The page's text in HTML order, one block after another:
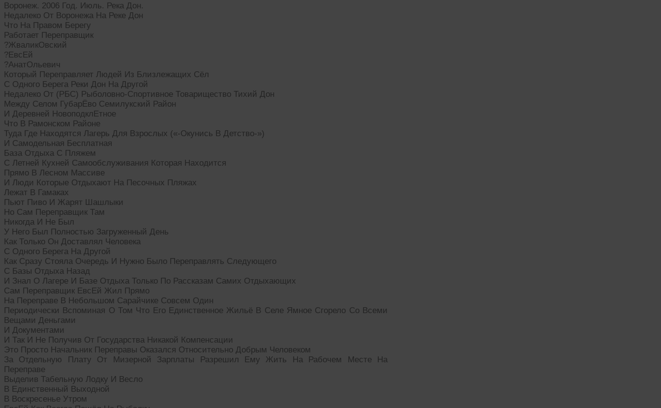
Воронеж. 2006 Год. Июль. Река Дон.
Недалеко От Воронежа На Реке Дон
Что На Правом Берегу
Работает Переправщик
?ЖваликОвский
?ЕвсЕй
?АнатОльевич
Который Переправляет Людей Из Близлежащих Сёл
С Одного Берега Реки Дон На Другой
Недалеко От (РБС) Рыболовно-Спортивное Товарищество Тихий Дон
Между Селом ГубарЁво Семилукский Район
И Деревней НовоподклЕтное
Что В Рамонском Районе
Туда Где Находятся Лагерь Для Взрослых («-Окунись В Детство-»)
И Самодельная Бесплатная
База Отдыха С Пляжем
С Летней Кухней Самообслуживания Которая Находится
Прямо В Лесном Массиве
И Люди Которые Отдыхают На Песочных Пляжах
Лежат В Гамаках
Пьют Пиво И Жарят Шашлыки
Но Сам Переправщик Там
Никогда И Не Был
У Него Был Полностью Загруженный День
Как Только Он Доставлял Человека
С Одного Берега На Другой
Как Сразу Стояла Очередь И Нужно Было Переправлять Следующего
С Базы Отдыха Назад
И Знал О Лагере И Базе Отдыха Только По Рассказам Самих Отдыхающих
Сам Переправщик ЕвсЕй Жил Прямо
На Переправе В Небольшом Сарайчике Совсем Один
Периодически Вспоминая О Том Что Его Единственное Жильё В Селе Ямное Сгорело Со Всеми
Вещами Деньгами
И Документами
И Так И Не Получив От Государства Никакой Компенсации
Это Просто Начальник Переправы Оказался Относительно Добрым Человеком
За Отдельную Плату От Мизерной Зарплаты Разрешил Ему Жить На Рабочем Месте На
Переправе
Выделив Табельную Лодку И Весло
В Единственный Выходной
В Воскресенье Утром